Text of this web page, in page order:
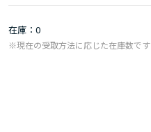
在庫 0
※現在の受取方法に応じた在庫数です